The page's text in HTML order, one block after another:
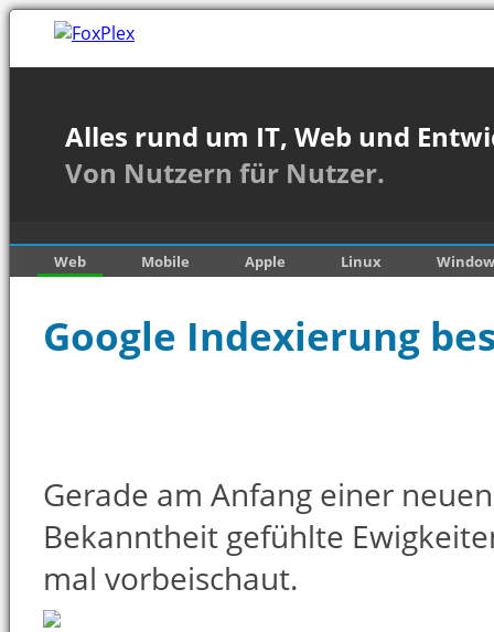
Alles rund um IT, Web und
Von Nutzern für Nutzer.
Web Mobile Apple Linux
Google Indexierung
Gerade am Anfang einer
Bekanntheit gefühlte
mal vorbeischaut.